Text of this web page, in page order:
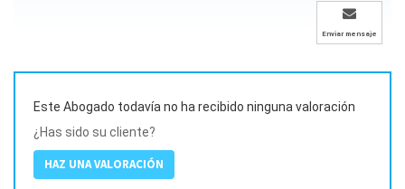
Enviar mensaje
Este Abogado todavía no ha recibido ninguna valoración
¿Has sido su cliente?
HAZ UNA VALORACIÓN